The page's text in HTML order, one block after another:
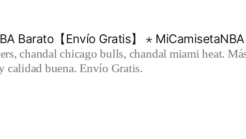
Barato【Envío Gratis】 ⋆ MiCamisetaNBA
chandal chicago bulls, chandal miami heat.
calidad buena. Envío Gratis.